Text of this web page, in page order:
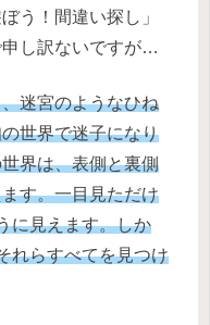
う！間違い探し」
申し訳ないですが…
迷宮のようなひね
世界で迷子になり
界は、表側と裏側
す。一目見ただけ
に見えます。しか
れらすべてを見つけ